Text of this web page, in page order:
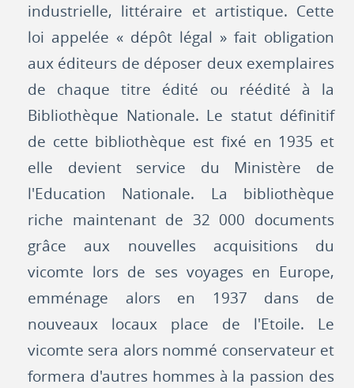
industrielle, littéraire et artistique. Cette
loi appelée « dépôt légal » fait obligation
aux éditeurs de déposer deux exemplaires
de chaque titre édité ou réédité à la
Bibliothèque Nationale. Le statut définitif
de cette bibliothèque est fixé en 1935 et
elle devient service du Ministère de
l'Education Nationale. La bibliothèque
riche maintenant de 32 000 documents
grâce aux nouvelles acquisitions du
vicomte lors de ses voyages en Europe,
emménage alors en 1937 dans de
nouveaux locaux place de l'Etoile. Le
vicomte sera alors nommé conservateur et
formera d'autres hommes à la passion des